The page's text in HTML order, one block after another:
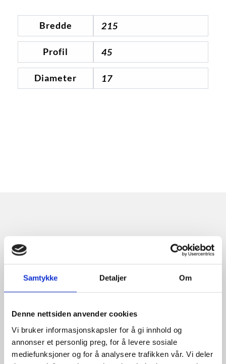
Samtykke Detaljer Om
Denne nettsiden anvender cookies
Vi bruker informasjonskapsler for å gi innhold og
annonser et personlig preg, for å levere sosiale
mediefunksjoner og for å analysere trafikken vår. Vi deler
Bredde 215
Profil 45
Diameter 17
Relaterte produkter
Nexen 5,50×13 vans